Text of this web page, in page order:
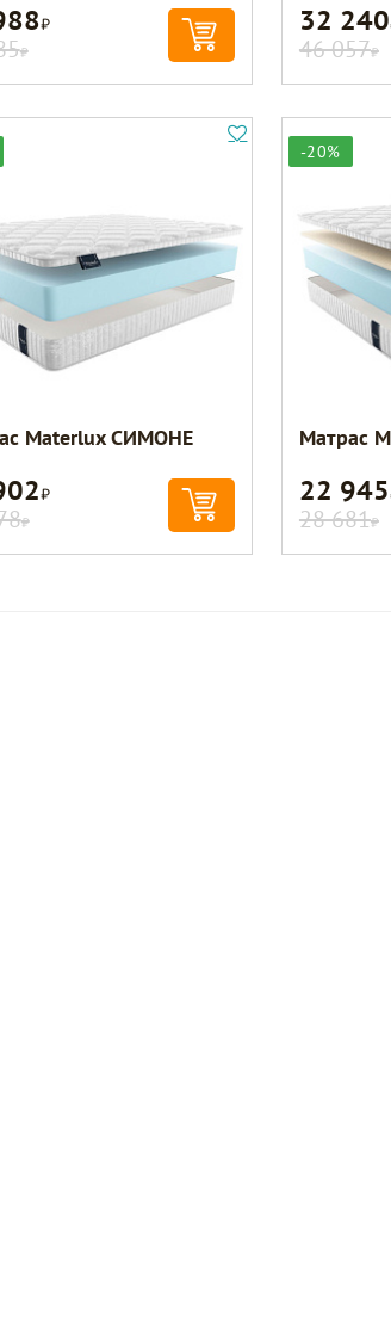
Р
Р
32 240
46 057Р
Materlux СИМОНЕ
Р
Р
-20%
Матрас
22 945
28 681Р